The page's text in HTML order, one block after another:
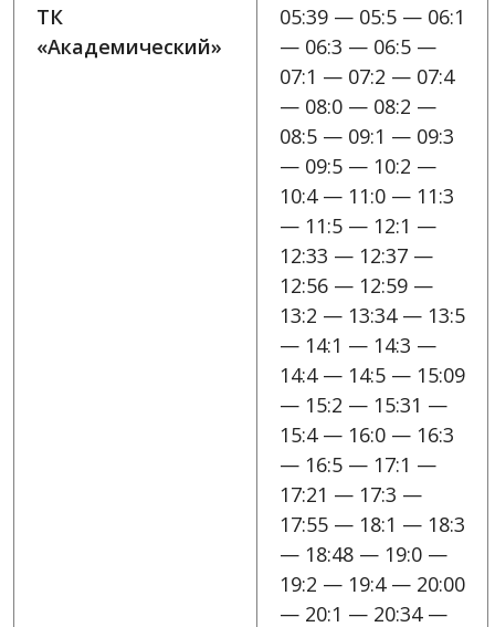
ТК
«Академический»
05:39 — 05:5 — 06:1
— 06:3 — 06:5 —
07:1 — 07:2 — 07:4
— 08:0 — 08:2 —
08:5 — 09:1 — 09:3
— 09:5 — 10:2 —
10:4 — 11:0 — 11:3
— 11:5 — 12:1 —
12:33 — 12:37 —
12:56 — 12:59 —
13:2 — 13:34 — 13:5
— 14:1 — 14:3 —
14:4 — 14:5 — 15:09
— 15:2 — 15:31 —
15:4 — 16:0 — 16:3
— 16:5 — 17:1 —
17:21 — 17:3 —
17:55 — 18:1 — 18:3
— 18:48 — 19:0 —
19:2 — 19:4 — 20:00
— 20:1 — 20:34 —